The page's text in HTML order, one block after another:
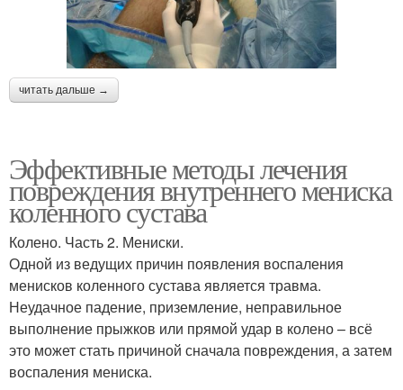
читать дальше →
Эффективные методы лечения
повреждения внутреннего мениска
коленного сустава
Колено. Часть 2. Мениски.
Одной из ведущих причин появления воспаления
менисков коленного сустава является травма.
Неудачное падение, приземление, неправильное
выполнение прыжков или прямой удар в колено – всё
это может стать причиной сначала повреждения, а затем
воспаления мениска.